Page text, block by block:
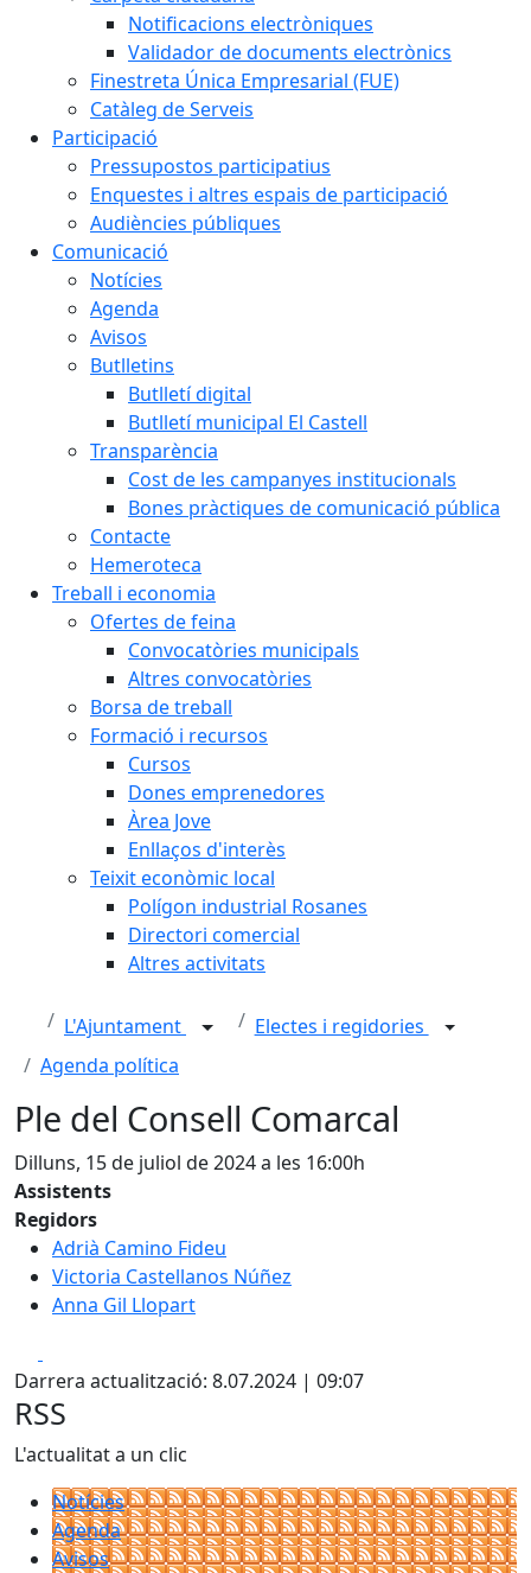
Notificacions electròniques
Validador de documents electrònics
Finestreta Única Empresarial (FUE)
Catàleg de Serveis
Participació
Pressupostos participatius
Enquestes i altres espais de participació
Audiències públiques
Comunicació
Notícies
Agenda
Avisos
Butlletins
Butlletí digital
Butlletí municipal El Castell
Transparència
Cost de les campanyes institucionals
Bones pràctiques de comunicació pública
Contacte
Hemeroteca
Treball i economia
Ofertes de feina
Convocatòries municipals
Altres convocatòries
Borsa de treball
Formació i recursos
Cursos
Dones emprenedores
Àrea Jove
Enllaços d'interès
Teixit econòmic local
Polígon industrial Rosanes
Directori comercial
Altres activitats
L'Ajuntament
Electes i regidories
Agenda política
Ple del Consell Comarcal
Dilluns, 15 de juliol de 2024 a les 16:00h
Assistents
Regidors
Adrià Camino Fideu
Victoria Castellanos Núñez
Anna Gil Llopart
Darrera actualització: 8.07.2024 | 09:07
RSS
L'actualitat a un clic
Notícies
Agenda
Avisos